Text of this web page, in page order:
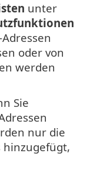
unter
oder von
werden
Sie
nur die
hinzugefügt,